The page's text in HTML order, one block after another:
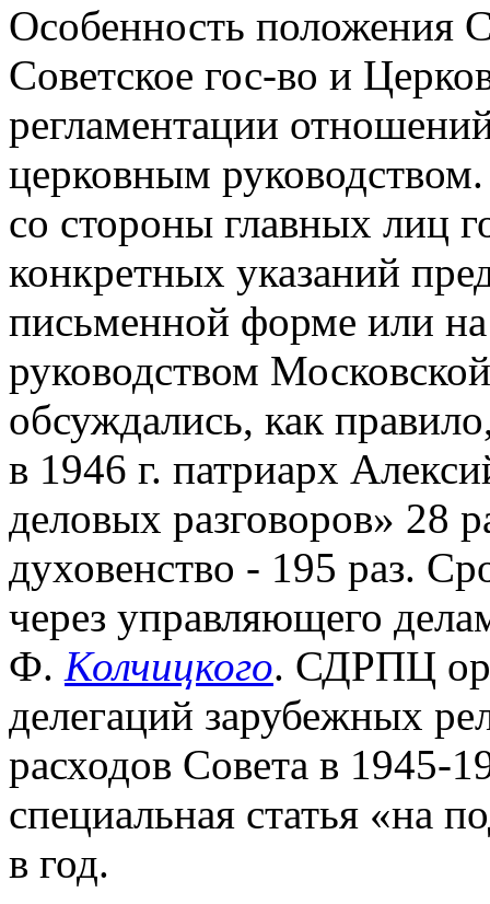
Особенность положения
Советское гос-во и
регламентации
церковным
со стороны главных лиц
конкретных указаний
письменной форме или
руководством
обсуждались, как
в 1946 г. патриарх
деловых разговоров» 28
духовенство - 195 раз.
через управляющего
Ф. Колчицкого. СДРПЦ
делегаций зарубежных
расходов Совета в 1945-
специальная статья «на
в год.